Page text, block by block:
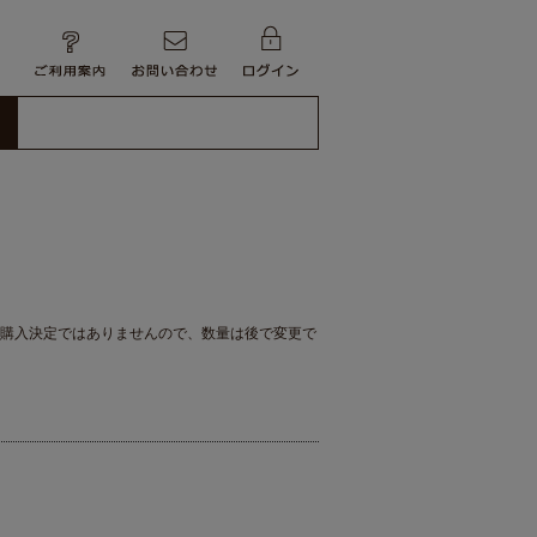
入決定ではありませんので、数量は後で変更で